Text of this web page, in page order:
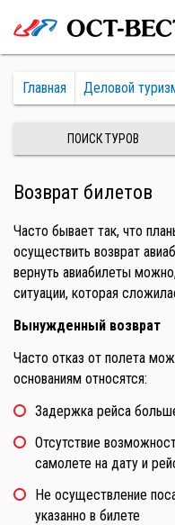
Главная Деловой
ПОИСК ТУРОВ
Возврат билетов
Часто бывает так, что
осуществить возврат
вернуть авиабилеты
ситуации, которая
Вынужденный возврат
Часто отказ от полета
основаниям относятся:
Задержка рейса
Отсутствие
самолете на дату и
Не осуществление
указанно в билете